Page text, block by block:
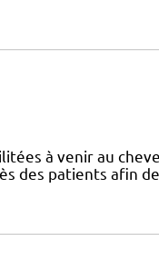
à venir au
des patients afin